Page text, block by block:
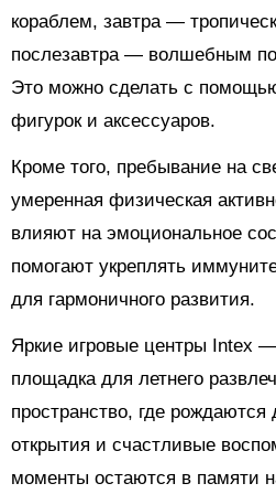
кораблем, завтра —
послезавтра — волшебным
Это можно сделать с
фигурок и аксессуаров.
Кроме того, пребывание на
умеренная физическая
влияют на эмоциональное
помогают укреплять
для гармоничного развития.
Яркие игровые центры Intex
площадка для летнего
пространство, где
открытия и счастливые
моменты остаются в памяти